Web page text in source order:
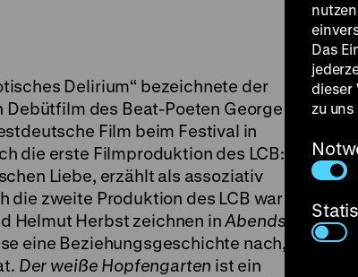
Delirium“ bezeichnete der
Debütfilm des Beat-Poeten George
Film beim Festival in
die erste Filmproduktion des LCB: das
Liebe, erzählt als assoziativ
zweite Produktion des LCB war in
Helmut Herbst zeichnen inAbends,
eine Beziehungsgeschichte nach, die
Der weiße Hopfengarten ist ein
Das
dieser
zu